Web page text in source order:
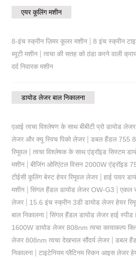
एयर कूलिंग मशीन
8-इंच स्क्रीन ज़िमर कूलर मशीन| 8 इंच स्क्रीन
ब्यूटी मशीन| त्वचा की सतह को ठंडा करने वाली
दर्द निवारक मशीन
डायोड लेजर बाल निकालना
एआई त्वचा विश्लेषण के साथ बीबीटी प्रो डायोड
लेजर और क्यू स्विच पिको लेजर| डबल हैंडल 755
रिमूवल| त्वचा विश्लेषक के साथ एंड्रॉइड सिस्टम
मशीन| बीजिंग ओरिएंटल विसन 2000W एंड्रॉइड
टीईसी कूलिंग बेस्ट हेयर रिमूवल लेजर| हाई पावर
मशीन| सिंगल हैंडल डायोड लेजर OW-G3
एकल
लेजर| 15.6 इंच स्क्रीन 3डी डायोड लेजर हेयर
बाल निकालना| सिंगल हैंडल डायोड लेजर हाई स्पीड
1600W डायोड लेजर 808nm त्वचा कायाकल्प
लेजर 808nm त्वचा देखभाल सौंदर्य लेजर| डबल
निकालना| टाइटेनियम प्लैटिनम स्किन आइस लेजर